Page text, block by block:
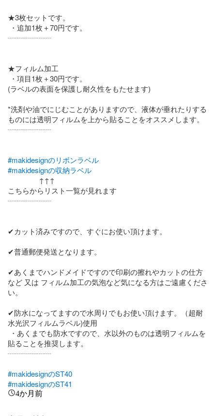
★3枚セットです。
┈┈┈┈┈┈
★フィルム加工
(ラベルの表面を保護し耐久性をもたせます)
*洗剤や油でにじむことがありますので、液体が垂れたりする
ものには透明フィルムを上から貼ることをオススメします。
┈┈┈┈┈┈
#makidesignのリボンラベル
#makidesignの収納ラベル
こちらからリスト一覧が見れます
┈┈┈┈┈┈
✔カット済みですので、すぐにお使い頂けます。
✔普通郵便発送となります。
✔あくまでハンドメイドですので印刷の擦れやカットの仕方
など 又は フィルム加工の気泡など気になる方はご遠慮くださ
い。
✔防水になってますので水周りでもお使い頂けます。（超耐
水光沢フィルムラベル)使用
貼ることを推奨します。
┈┈┈┈┈┈
#makidesignのST40
#makidesignのST41
4か月前